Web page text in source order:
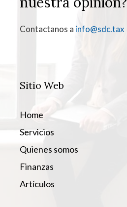
Contactanos a info@sdc.tax
Sitio Web
Home
Servicios
Quienes somos
Finanzas
Artículos